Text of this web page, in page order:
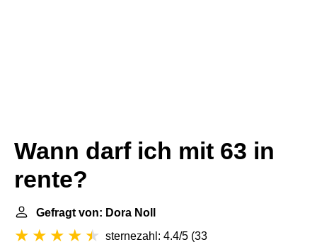
Wann darf ich mit 63 in
rente?
Gefragt von: Dora Noll
sternezahl: 4.4/5 (33